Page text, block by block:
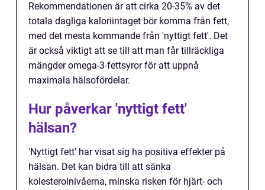
Rekommendationen är att cirka 20-35% av det
totala dagliga kaloriintaget bör komma från fett,
med det mesta kommande från 'nyttigt fett'. Det
är också viktigt att se till att man får tillräckliga
mängder omega-3-fettsyror för att uppnå
maximala hälsofördelar.
Hur påverkar 'nyttigt fett'
hälsan?
'Nyttigt fett' har visat sig ha positiva effekter på
hälsan. Det kan bidra till att sänka
kolesterolnivåerna, minska risken för hjärt- och